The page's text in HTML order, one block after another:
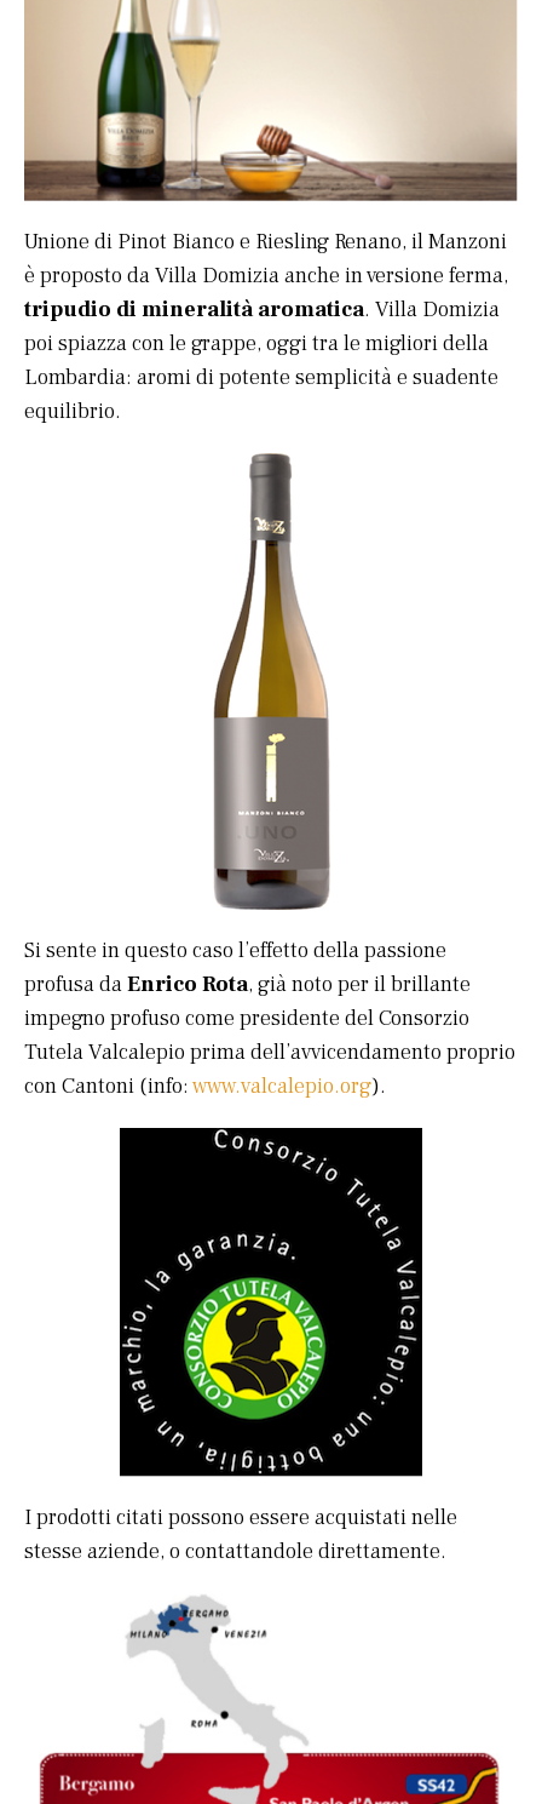
Unione di Pinot Bianco e Riesling Renano, il Manzoni
è proposto da Villa Domizia anche in versione ferma,
tripudio di mineralità aromatica. Villa Domizia
poi spiazza con le grappe, oggi tra le migliori della
Lombardia: aromi di potente semplicità e suadente
equilibrio.
Si sente in questo caso l’effetto della passione
profusa daEnrico Rota, già noto per il brillante
impegno profuso come presidente del Consorzio
Tutela Valcalepio prima dell’avvicendamento proprio
con Cantoni (info: www.valcalepio.org).
I prodotti citati possono essere acquistati nelle
stesse aziende, o contattandole direttamente.